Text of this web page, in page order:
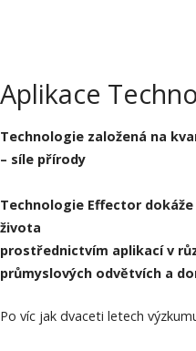
Aplikace
Technologie založená na
– síle přírody
Technologie Effector
života
prostřednictvím aplikací v
průmyslových odvětvích a
Po víc jak dvaceti letech